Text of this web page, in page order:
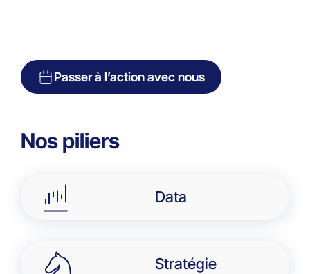
Passer à l’action avec nous
Nos piliers
Data
Stratégie